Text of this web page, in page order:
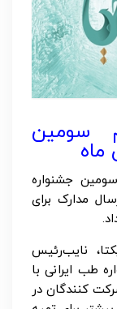
سومین
جشنواره
مدارک برای
نایب‌رئیس
طب ایرانی با
کنندگان در